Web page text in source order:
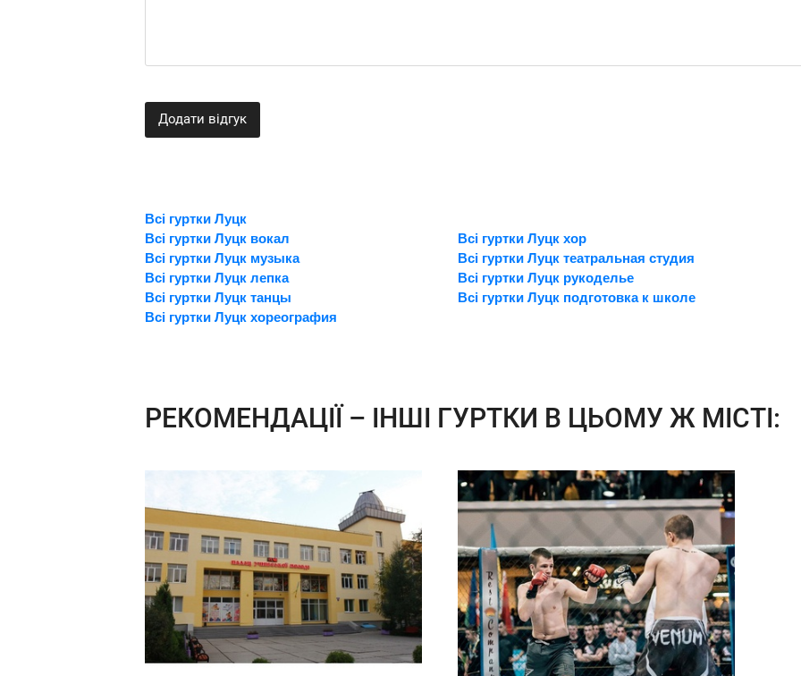
Додати відгук
Всі гуртки Луцк
Всі гуртки Луцк вокал
Всі гуртки Луцк хор
Всі гуртки Луцк музыка
Всі гуртки Луцк театральная студия
Всі гуртки Луцк лепка
Всі гуртки Луцк рукоделье
Всі гуртки Луцк танцы
Всі гуртки Луцк подготовка к школе
Всі гуртки Луцк хореография
РЕКОМЕНДАЦІЇ – ІНШІ ГУРТКИ В ЦЬОМУ Ж МІСТІ: